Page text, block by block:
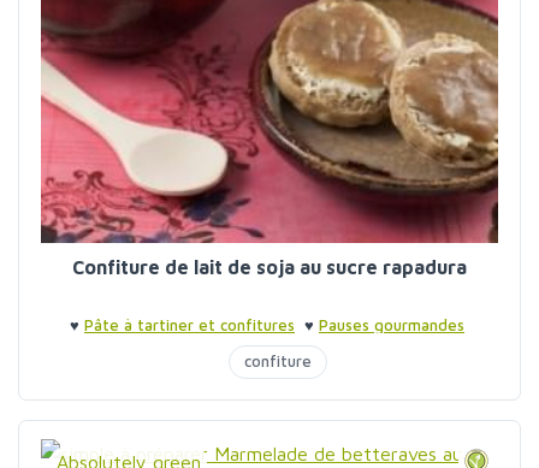
Confiture de lait de soja au sucre rapadura
♥ Pâte à tartiner et confitures ♥ Pauses gourmandes
confiture
Absolutely green